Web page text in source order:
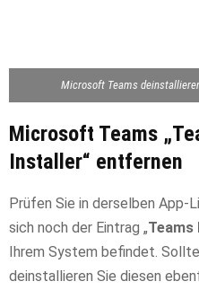
Microsoft Teams
Microsoft Teams
Installer“ entfernen
Prüfen Sie in derselben App-
sich noch der Eintrag „Teams
Ihrem System befindet.
deinstallieren Sie diesen